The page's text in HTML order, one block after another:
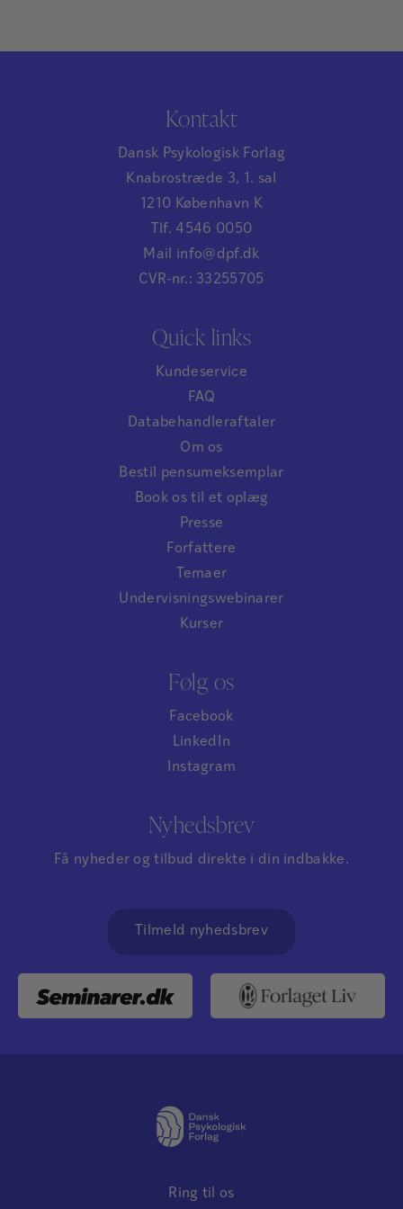
Kontakt
Dansk Psykologisk Forlag
Knabrostræde 3, 1. sal
1210 København K
Tlf. 4546 0050
Mail info@dpf.dk
CVR-nr.: 33255705
Quick links
Kundeservice
FAQ
Databehandleraftaler
Om os
Bestil pensumeksemplar
Book os til et oplæg
Presse
Forfattere
Temaer
Undervisningswebinarer
Kurser
Følg os
Facebook
LinkedIn
Instagram
Nyhedsbrev
Få nyheder og tilbud direkte i din indbakke.
Tilmeld nyhedsbrev
Ring til os